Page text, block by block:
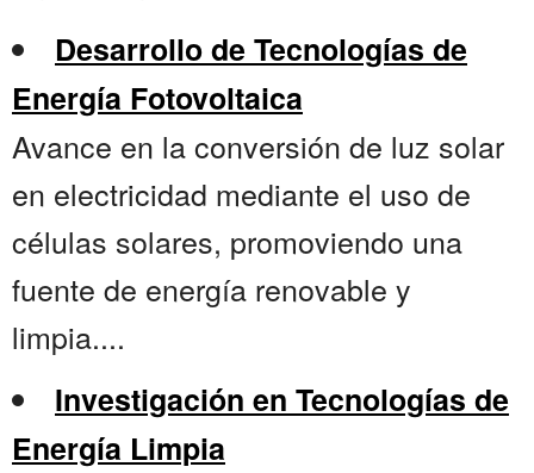
Desarrollo de Tecnologías de
Energía Fotovoltaica
Avance en la conversión de luz solar
en electricidad mediante el uso de
células solares, promoviendo una
fuente de energía renovable y
limpia....
Investigación en Tecnologías de
Energía Limpia